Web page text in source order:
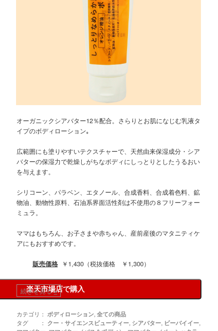
オーガニックシアバター12％配合。さらりとお肌になじむ乳液タ
イプのボディローション｡
広範囲にも塗りやすいテクスチャーで、天然由来保湿成分・シア
バターの保湿力で乾燥しがちなボディにしっとりとしたうるおい
を与えます。
シリコーン、パラベン、エタノール、合成香料、合成着色料、鉱
物油、動物性原料、石油系界面活性剤は不使用の８フリーフォー
ミュラ。
ママはもちろん、お子さまや赤ちゃん、産前産後のマタニティケ
アにもおすすめです。
販売価格￥1,430（税抜価格 ￥1,300）
楽天市場店で購入
続きを見る»
カテゴリ： ボディローション,全ての商品
タグ ： クー・サイエンスビューティー, シアバター, ビーバイイー,